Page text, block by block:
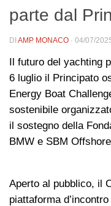
parte dal
DI AMP MONACO · 04/07/
Il futuro del yachting
6 luglio il Principato
Energy Boat
sostenibile
il sostegno della
BMW e SBM
Aperto al pubblico, il
piattaforma